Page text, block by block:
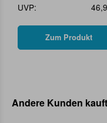
UVP:
Zum Produkt
Andere Kunden